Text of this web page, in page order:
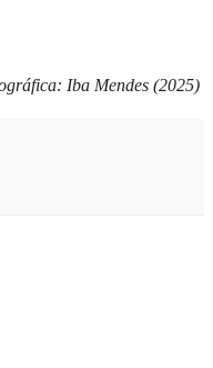
Iba Mendes (2025)